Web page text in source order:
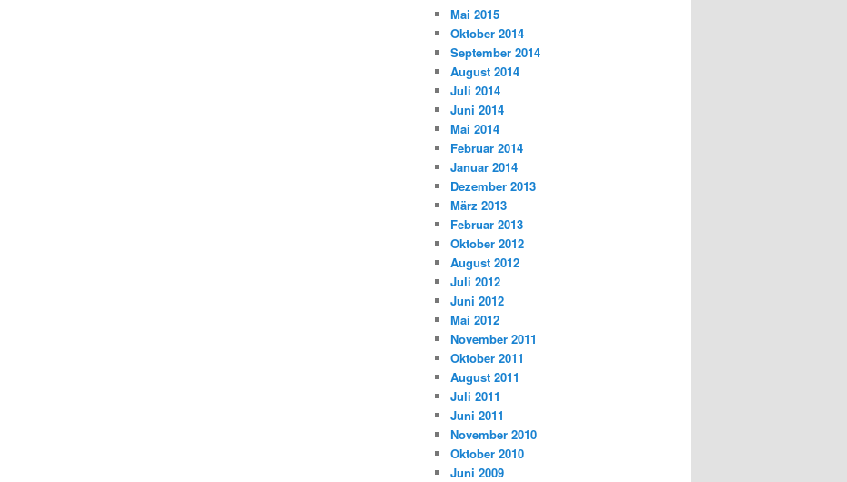
Mai 2015
Oktober 2014
September 2014
August 2014
Juli 2014
Juni 2014
Mai 2014
Februar 2014
Januar 2014
Dezember 2013
März 2013
Februar 2013
Oktober 2012
August 2012
Juli 2012
Juni 2012
Mai 2012
November 2011
Oktober 2011
August 2011
Juli 2011
Juni 2011
November 2010
Oktober 2010
Juni 2009